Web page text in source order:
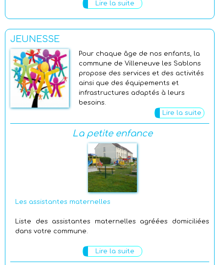
Lire la suite
JEUNESSE
Pour chaque âge de nos enfants, la
commune de Villeneuve les Sablons
propose des services et des activités
ainsi que des équipements et
infrastructures adaptés à leurs
besoins.
Lire la suite
La petite enfance
Les assistantes maternelles
Liste des assistantes maternelles agréées domiciliées
dans votre commune.
Lire la suite